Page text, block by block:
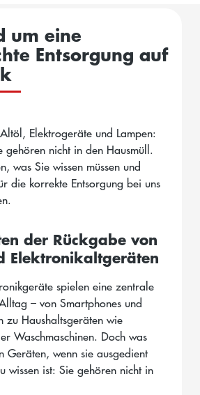
um eine
Entsorgung auf
Elektrogeräte und Lampen:
gehören nicht in den Hausmüll.
was Sie wissen müssen und
die korrekte Entsorgung bei uns
der Rückgabe von
Elektronikaltgeräten
spielen eine zentrale
– von Smartphones und
zu Haushaltsgeräten wie
Waschmaschinen. Doch was
Geräten, wenn sie ausgedient
wissen ist: Sie gehören nicht in